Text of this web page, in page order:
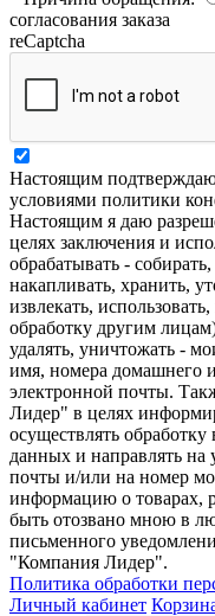
согласования заказа
reCaptcha
Настоящим
условиями политики
Настоящим я даю
целях заключения и
обрабатывать -
накапливать, хранить,
извлекать,
обработку другим
удалять, уничтожать -
имя, номера домашнего
электронной почты.
Лидер" в целях
осуществлять
данных и направлять на
почты и/или на номер
информацию о товарах,
быть отозвано мною в
письменного
"Компания Лидер".
Политика обработки
Личный кабинет